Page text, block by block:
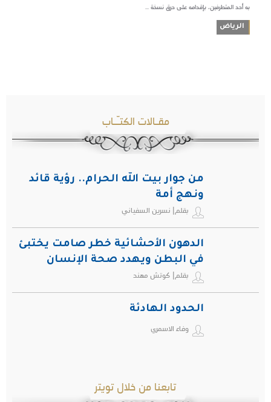
به أحد المتطرفين، بإقدامه على حرق نسخة ...
الرياض
مقـالات الكتـّـاب
من جوار بيت الله الحرام.. رؤية قائد
ونهج أمة
بقلم| نسرين السفياني
الدهون الأحشائية خطر صامت يختبئ
في البطن ويهدد صحة الإنسان
بقلم| كوتش مهند
الحدود الهادئة
وفاء الاسمري
تابعنا من خلال تويتر